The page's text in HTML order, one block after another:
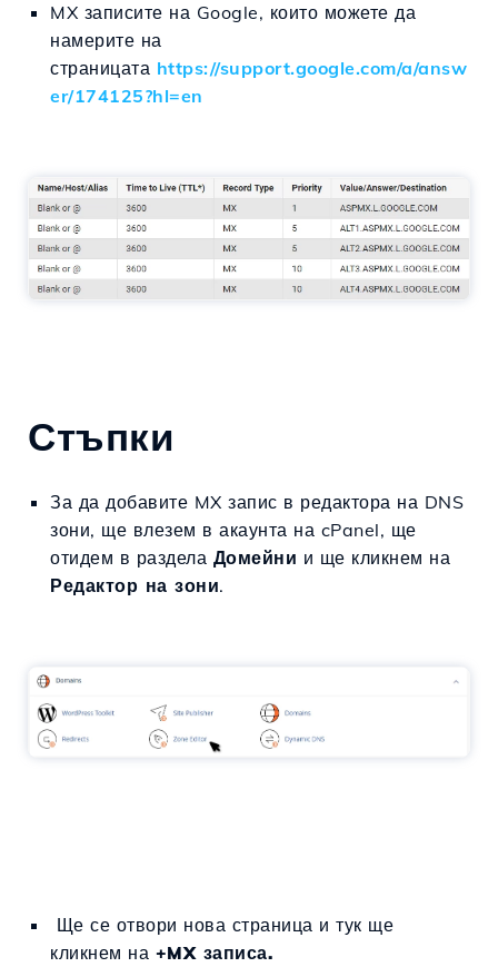
MX записите на Google, които можете да
намерите на
страницата https://support.google.com/a/answ
er/174125?hl=en
Стъпки
За да добавите MX запис в редактора на DNS
зони, ще влезем в акаунта на cPanel, ще
отидем в раздела Домейни и ще кликнем на
Редактор на зони.
Ще се отвори нова страница и тук ще
кликнем на +MX записа.